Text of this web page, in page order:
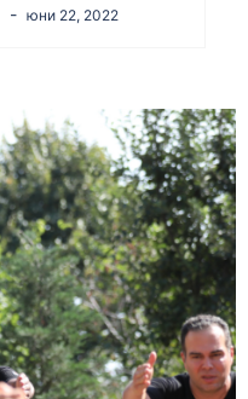
- юни 22, 2022